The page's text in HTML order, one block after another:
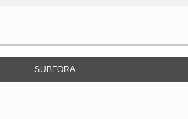
SUBFORA